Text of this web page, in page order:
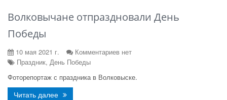
Волковычане отпраздновали День
Победы
10 мая 2021 г.
Комментариев нет
Праздник, День Победы
Фоторепортаж с праздника в Волковыске.
Читать далее